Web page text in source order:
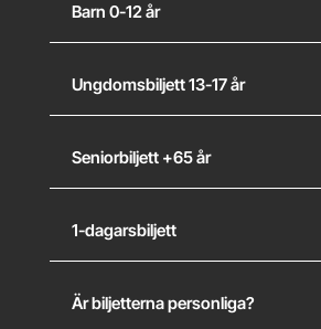
Barn 0-12 år
Ungdomsbiljett 13-17 år
Seniorbiljett +65 år
1-dagarsbiljett
Är biljetterna personliga?